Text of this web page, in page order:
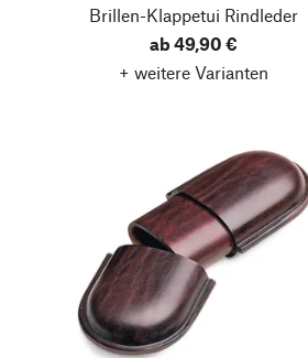
Brillen-Klappetui Rindleder
ab 49,90 €
+ weitere Varianten